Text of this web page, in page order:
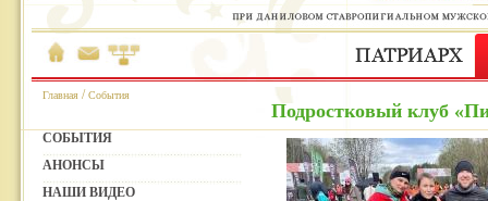
Главная /События
Подростковый клуб
СОБЫТИЯ
АНОНСЫ
НАШИ ВИДЕО